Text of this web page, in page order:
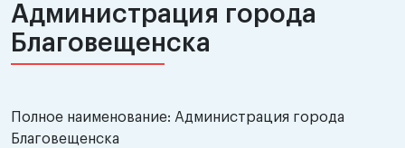
Администрация города
Благовещенска
Полное наименование: Администрация города
Благовещенска